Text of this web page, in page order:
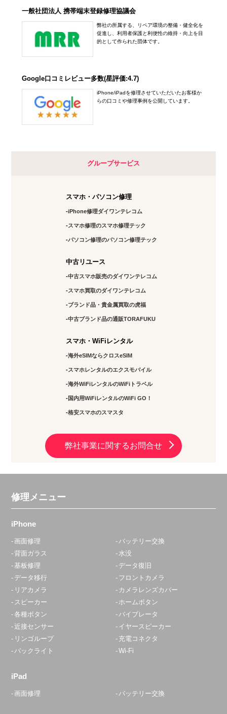
一般社団法人 携帯端末登録修理協議会
弊社の所属する、リペア環境の整備・健全化を
促進し、利用者保護と利便性の維持・向上を目
的として作られた団体です。
Google口コミレビュー多数(星評価:4.7)
iPhone/iPadを修理させていただいたお客様か
らの口コミや修理事例を公開しています。
グループサービス
スマホ・パソコン修理
iPhone修理ダイワンテレコム
スマホ修理のスマホ修理テック
パソコン修理のパソコン修理テック
中古リユース
中古スマホ販売のダイワンテレコム
スマホ買取のダイワンテレコム
ブランド品・貴金属買取の虎福
中古ブランド品の通販TORAFUKU
スマホ・WiFiレンタル
海外eSIMならクロスeSIM
スマホレンタルのエクスモバイル
海外WiFiレンタルのWiFiトラベル
国内用WiFiレンタルのWiFi GO！
格安スマホのスマスタ
弊社事業に関するお問合せ
修理メニュー
iPhone
画面修理
バッテリー交換
背面ガラス
水没
基板修理
データ復旧
データ移行
フロントカメラ
リアカメラ
カメラレンズカバー
スピーカー
ホームボタン
各種ボタン
バイブレータ
近接センサー
イヤースピーカー
リンゴループ
充電コネクタ
バックライト
Wi-Fi
iPad
画面修理 バッテリー交換